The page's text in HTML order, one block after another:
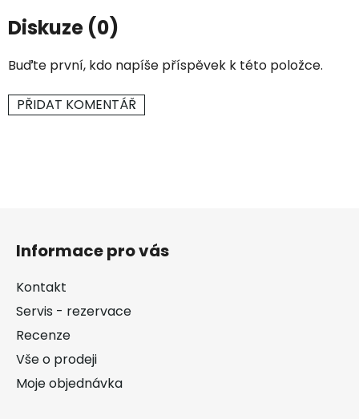
Diskuze (0)
Buďte první, kdo napíše příspěvek k této položce.
PŘIDAT KOMENTÁŘ
Informace pro vás
Kontakt
Servis - rezervace
Recenze
Vše o prodeji
Moje objednávka